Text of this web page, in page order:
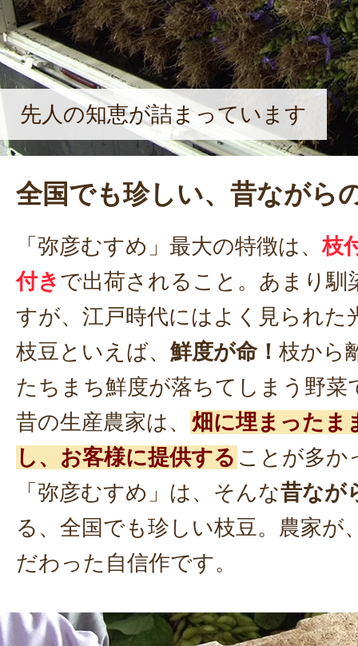
先人の知恵が詰まっています
全国でも珍しい、昔ながら
「弥彦むすめ」最大の特徴は、枝
付き で出荷されること。あまり馴
すが、江戸時代にはよく見られた
枝豆といえば、 鮮度が命！ 枝から
たちまち鮮度が落ちてしまう野菜
昔の生産農家は、 畑に埋まったま
し、お客様に提供する ことが多か
「弥彦むすめ」は、そんな昔なが
る、全国でも珍しい枝豆。農家が
だわった自信作です。